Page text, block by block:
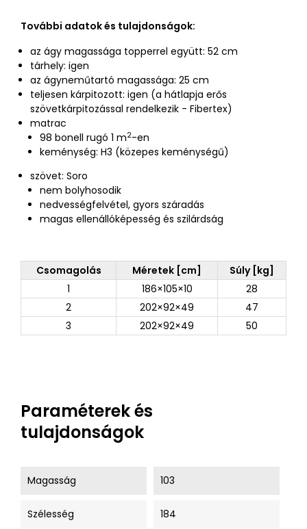
További adatok és tulajdonságok:
az ágy magassága topperrel együtt: 52 cm
tárhely: igen
az ágyneműtartó magassága: 25 cm
teljesen kárpitozott: igen (a hátlapja erős
szövetkárpitozással rendelkezik - Fibertex)
matrac
98 bonell rugó 1 m2-en
keménység: H3 (közepes keménységű)
szövet: Soro
nem bolyhosodik
nedvességfelvétel, gyors száradás
magas ellenállóképesség és szilárdság
Csomagolás Méretek [cm]
Súly [kg]
1
186×105×10
28
2
202×92×49
47
3
202×92×49 50
Paraméterek és
tulajdonságok
Magasság 103
Szélesség 184